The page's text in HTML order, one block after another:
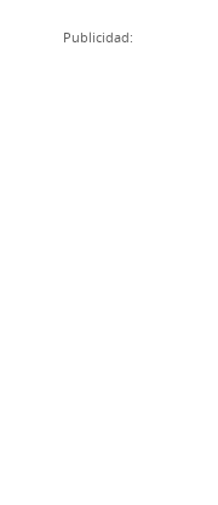
Publicidad: